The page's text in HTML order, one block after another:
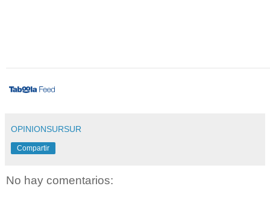
OPINIONSURSUR
Compartir
No hay comentarios: